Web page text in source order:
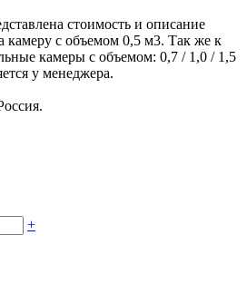
стоимость и описание
камеру с объемом 0,5 м3. Так же к
камеры с объемом: 0,7 / 1,0 / 1,5
у менеджера.
+